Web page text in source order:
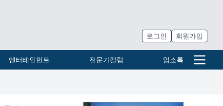
로그인 회원가입
엔터테인먼트 전문가칼럼 업소록